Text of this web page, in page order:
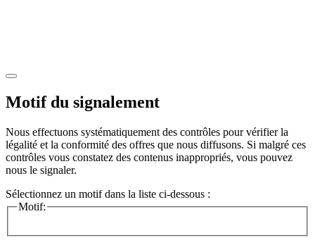
Motif du signalement
Nous effectuons systématiquement des contrôles pour vérifier la
légalité et la conformité des offres que nous diffusons. Si malgré ces
contrôles vous constatez des contenus inappropriés, vous pouvez
nous le signaler.
Sélectionnez un motif dans la liste ci-dessous :
Motif: